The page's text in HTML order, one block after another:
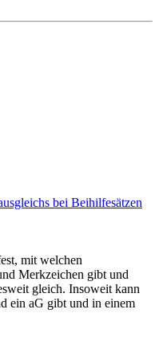
bei Beihilfesätzen
mit welchen
Merkzeichen gibt und
gleich. Insoweit kann
ein aG gibt und in einem